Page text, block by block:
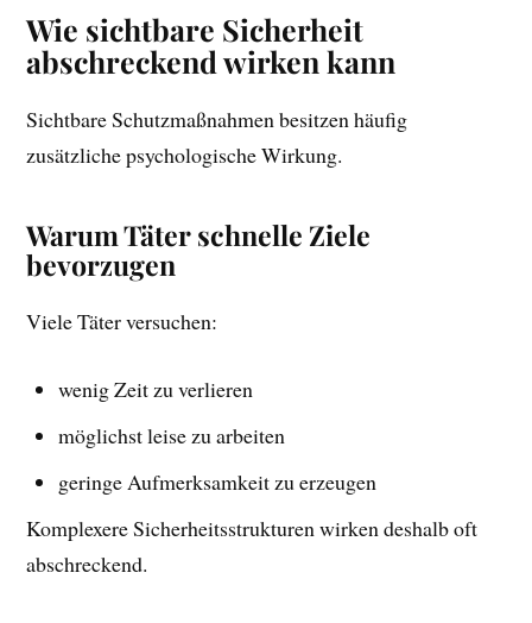
Wie sichtbare Sicherheit
abschreckend wirken kann
Sichtbare Schutzmaßnahmen besitzen häufig
zusätzliche psychologische Wirkung.
Warum Täter schnelle Ziele
bevorzugen
Viele Täter versuchen:
wenig Zeit zu verlieren
möglichst leise zu arbeiten
geringe Aufmerksamkeit zu erzeugen
Komplexere Sicherheitsstrukturen wirken deshalb oft
abschreckend.